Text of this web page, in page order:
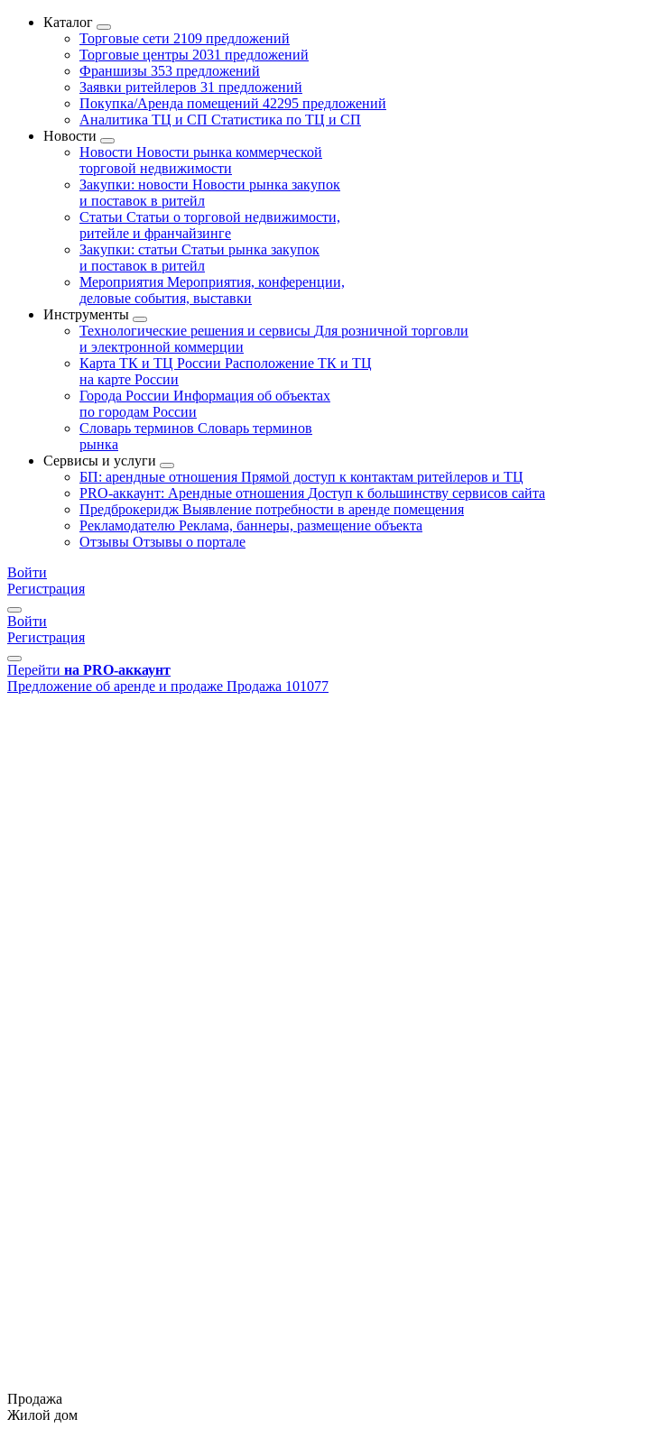
Каталог
Торговые сети 2109 предложений
Торговые центры 2031 предложений
Франшизы 353 предложений
Заявки ритейлеров 31 предложений
Покупка/Аренда помещений 42295 предложений
Аналитика ТЦ и СП Статистика по ТЦ и СП
Новости
Новости Новости рынка коммерческой
торговой недвижимости
Закупки: новости Новости рынка закупок
и поставок в ритейл
Статьи Статьи о торговой недвижимости,
ритейле и франчайзинге
Закупки: статьи Статьи рынка закупок
и поставок в ритейл
Мероприятия Мероприятия, конференции,
деловые события, выставки
Инструменты
Технологические решения и сервисы Для розничной торговли
и электронной коммерции
Карта ТК и ТЦ России Расположение ТК и ТЦ
на карте России
Города России Информация об объектах
по городам России
Словарь терминов Словарь терминов
рынка
Сервисы и услуги
БП: арендные отношения Прямой доступ к контактам ритейлеров и ТЦ
PRO-аккаунт: Арендные отношения Доступ к большинству сервисов сайта
Предброкеридж Выявление потребности в аренде помещения
Рекламодателю Реклама, баннеры, размещение объекта
Отзывы Отзывы о портале
Войти
Регистрация
Войти
Регистрация
Перейти на PRO-аккаунт
Предложение об аренде и продаже Продажа 101077
Продажа
Жилой дом